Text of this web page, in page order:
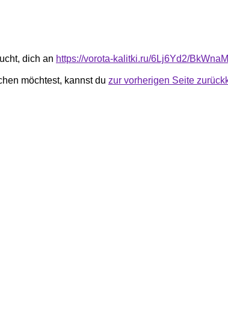
dich an https://vorota-kalitki.ru/6Lj6Yd2/
möchtest, kannst du zur vorherigen Seite